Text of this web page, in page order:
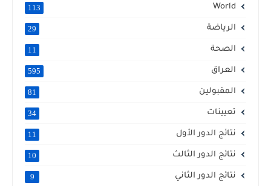
World
113
الرياضة 29
الصحة 11
العراق 595
المقبولين 81
تعيينات 34
نتائج الدور الأول 11
نتائج الدور الثالث 10
نتائج الدور الثاني 9